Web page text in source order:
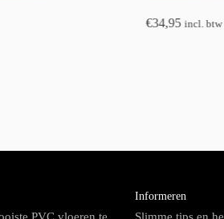
incl. btw
Informeren